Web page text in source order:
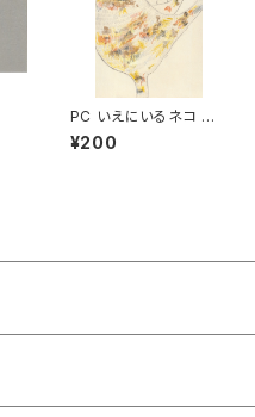
PC いえにいるネコ サ
ビ
¥200